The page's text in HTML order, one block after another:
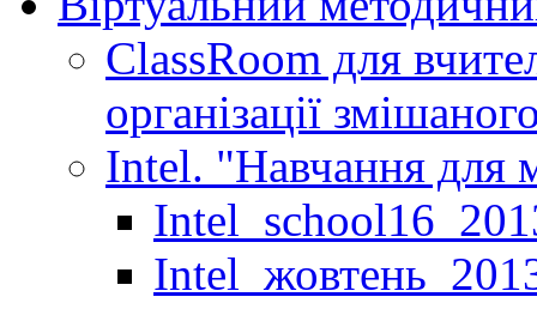
ClassRoom для
організації
Intel. "Навчання для